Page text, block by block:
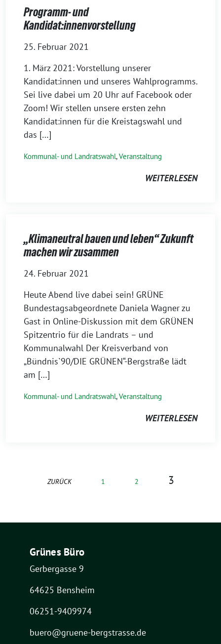
Programm- und
Kandidat:innenvorstellung
25. Februar 2021
1. März 2021: Vorstellung unserer
Kandidat:innen und unseres Wahlprogramms.
Sei live dabei um 20 Uhr auf Facebook oder
Zoom! Wir stellen unsere ersten zehn
Kandidat:innen für die Kreistagswahl und
das […]
Kommunal- und Landratswahl,Veranstaltung
WEITERLESEN
„Klimaneutral bauen und leben“ Zukunft
machen wir zusammen
24. Februar 2021
Heute Abend live dabei sein! GRÜNE
Bundestagsabgeordnete Daniela Wagner zu
Gast in Online-Diskussion mit dem GRÜNEN
Spitzentrio für die Landrats – und
Kommunalwahl Der Kreisverband von
„Bündnis`90/DIE GRÜNEN“-Bergstraße lädt
am […]
Kommunal- und Landratswahl,Veranstaltung
WEITERLESEN
ZURÜCK 1 2 3
Grünes Büro
Gerbergasse 9
64625 Bensheim
06251-9409974
buero@gruene-bergstrasse.de